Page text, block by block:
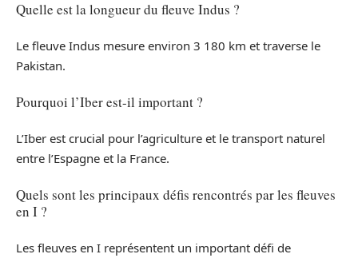
Quelle est la longueur du fleuve Indus ?
Le fleuve Indus mesure environ 3 180 km et traverse le
Pakistan.
Pourquoi l’Iber est-il important ?
L’Iber est crucial pour l’agriculture et le transport naturel
entre l’Espagne et la France.
Quels sont les principaux défis rencontrés par les fleuves
en I ?
Les fleuves en I représentent un important défi de